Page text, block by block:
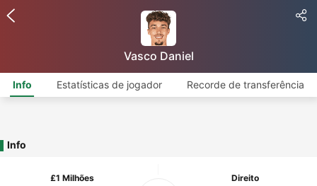
Vasco Daniel
Info Estatísticas de jogador Recorde de transferência
Info
£1 Milhões Direito